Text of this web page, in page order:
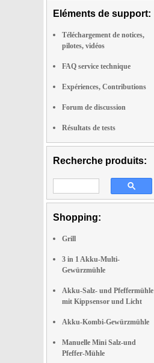
Eléments de support:
Téléchargement de notices,
pilotes, vidéos
FAQ service technique
Expériences, Contributions
Forum de discussion
Résultats de tests
Recherche produits:
Shopping:
Grill
3 in 1 Akku-Multi-
Gewürzmühle
Akku-Salz- und Pfeffermühle
mit Kippsensor und Licht
Akku-Kombi-Gewürzmühle
Manuelle Mini Salz-und
Pfeffer-Mühle